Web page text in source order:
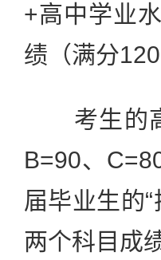
+高中学业
绩（满分120
考生的高
B=90、
届毕业生的
两个科目成